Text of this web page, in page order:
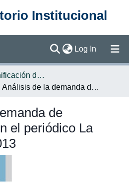
Institucional
Log In (current)
Oficina de Planificación de la Educación Superior (OPES)
Análisis de la demanda de profesionales en el periódico La Nación en el 2013
de
el periódico La